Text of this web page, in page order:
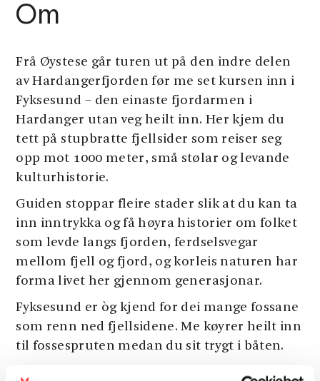
Om
Frå Øystese går turen ut på den indre delen
av Hardangerfjorden før me set kursen inn i
Fyksesund – den einaste fjordarmen i
Hardanger utan veg heilt inn. Her kjem du
tett på stupbratte fjellsider som reiser seg
opp mot 1000 meter, små stølar og levande
kulturhistorie.
Guiden stoppar fleire stader slik at du kan ta
inn inntrykka og få høyra historier om folket
som levde langs fjorden, ferdselsvegar
mellom fjell og fjord, og korleis naturen har
forma livet her gjennom generasjonar.
Fyksesund er òg kjend for dei mange fossane
som renn ned fjellsidene. Me køyrer heilt inn
til fossespruten medan du sit trygt i båten.
Inst i fjordarmen stoppar me ved den